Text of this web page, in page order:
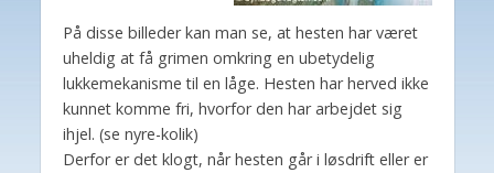
På disse billeder kan man se, at hesten har været
uheldig at få grimen omkring en ubetydelig
lukkemekanisme til en låge. Hesten har herved ikke
kunnet komme fri, hvorfor den har arbejdet sig
ihjel. (se nyre-kolik)
Derfor er det klogt, når hesten går i løsdrift eller er